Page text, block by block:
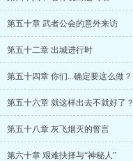
第五十章 武者公会的意外来访
第五十二章 出城进行时
第五十四章 你们...确定要这么做？
第五十六章 就这样出去不就好了？
第五十八章 灰飞烟灭的誓言
第六十章 艰难抉择与“神秘人”